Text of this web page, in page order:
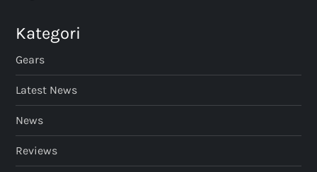
Kategori
Gears
Latest News
News
Reviews